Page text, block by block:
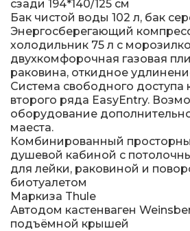
сзади 194*140/125 см
Бак чистой воды 102 л, бак
Энергосберегающий
холодильник 75 л с
двухкомфорочная газовая
раковина, откидное
Система свободного доступа
второго ряда EasyEntry.
оборудование
маеста.
Комбинированный
душевой кабиной с
для лейки, раковиной и
биотуалетом
Маркиза Thule
Автодом кастенваген
подъёмной крышей